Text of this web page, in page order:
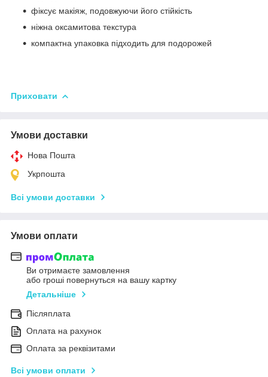
фіксує макіяж, подовжуючи його стійкість
ніжна оксамитова текстура
компактна упаковка підходить для подорожей
Приховати
Умови доставки
Нова Пошта
Укрпошта
Всі умови доставки
Умови оплати
Ви отримаєте замовлення
або гроші повернуться на вашу картку
Детальніше
Післяплата
Оплата на рахунок
Оплата за реквізитами
Всі умови оплати